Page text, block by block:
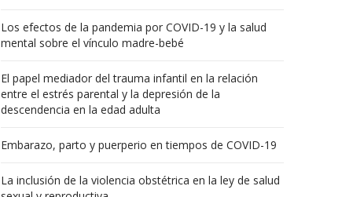
Los efectos de la pandemia por COVID-19 y la salud
mental sobre el vínculo madre-bebé
El papel mediador del trauma infantil en la relación
entre el estrés parental y la depresión de la
descendencia en la edad adulta
Embarazo, parto y puerperio en tiempos de COVID-19
La inclusión de la violencia obstétrica en la ley de salud